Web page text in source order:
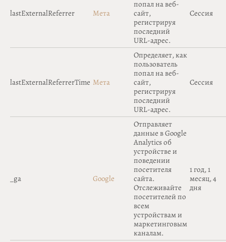
lastExternalReferrer Мета
попал на веб-
сайт,
регистрируя
последний
URL-адрес.
Сессия
lastExternalReferrerTime Мета
Определяет, как
пользователь
попал на веб-
сайт,
регистрируя
последний
URL-адрес.
Сессия
_ga Google
Отправляет
данные в Google
Analytics об
устройстве и
поведении
посетителя
сайта.
Отслеживайте
посетителей по
всем
устройствам и
маркетинговым
каналам.
1 год, 1
месяц, 4
дня